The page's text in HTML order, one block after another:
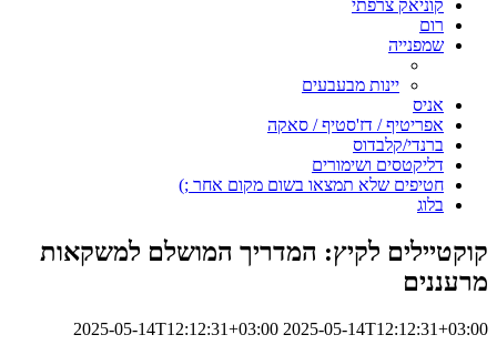
קוניאק צרפתי
רום
שמפנייה
יינות מבעבעים
אניס
אפריטיף / דז'סטיף / סאקה
ברנדי/קלבדוס
דליקטסים ושימורים
חטיפים שלא תמצאו בשום מקום אחר ;)
בלוג
קוקטיילים לקיץ: המדריך המושלם למשקאות
מרעננים
2025-05-14T12:12:31+03:00 2025-05-14T12:12:31+03:00